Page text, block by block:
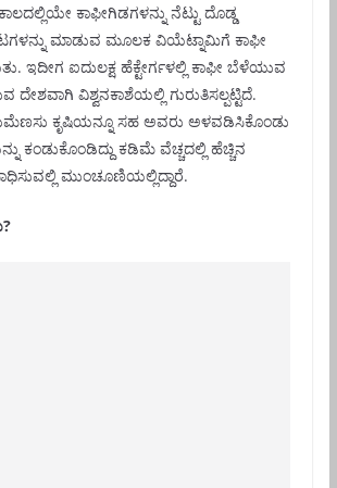
ಕಾಫೀಗಿಡಗಳನ್ನು ನೆಟ್ಟು ದೊಡ್ಡ
ಮಾಡುವ ಮೂಲಕ ವಿಯೆಟ್ನಾಮಿಗೆ ಕಾಫೀ
ಇದೀಗ ಐದುಲಕ್ಷ ಹೆಕ್ಟೇರ್ಗಳಲ್ಲಿ ಕಾಫೀ ಬೆಳೆಯುವ
ದೇಶವಾಗಿ ವಿಶ್ವನಕಾಶೆಯಲ್ಲಿ ಗುರುತಿಸಲ್ಪಟ್ಟಿದೆ.
ಕೃಷಿಯನ್ನೂ ಸಹ ಅವರು ಅಳವಡಿಸಿಕೊಂಡು
ಕಂಡುಕೊಂಡಿದ್ದು ಕಡಿಮೆ ವೆಚ್ಚದಲ್ಲಿ ಹೆಚ್ಚಿನ
ಮುಂಚೂಣಿಯಲ್ಲಿದ್ದಾರೆ.